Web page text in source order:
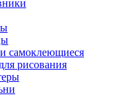
самоклеющиеся
рисования